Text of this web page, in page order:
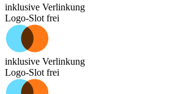
inklusive Verlinkung
Logo-Slot frei
inklusive Verlinkung
Logo-Slot frei